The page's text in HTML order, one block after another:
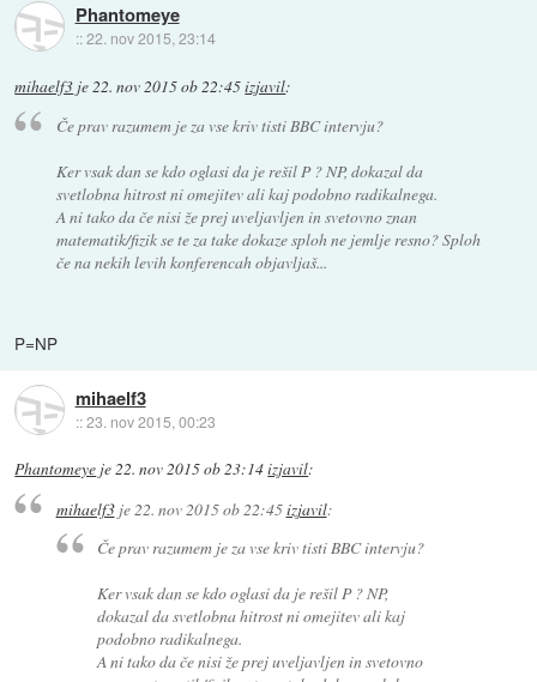
Phantomeye
::22. nov 2015, 23:14
mihaelf3 je22. nov 2015 ob 22:45izjavil:
Če prav razumem je za vse kriv tisti BBC intervju?
Ker vsak dan se kdo oglasi da je rešil P ? NP, dokazal da
svetlobna hitrost ni omejitev ali kaj podobno radikalnega.
A ni tako da če nisi že prej uveljavljen in svetovno znan
matematik/fizik se te za take dokaze sploh ne jemlje resno? Sploh
če na nekih levih konferencah objavljaš...
P=NP
mihaelf3
::23. nov 2015, 00:23
Phantomeye je22. nov 2015 ob 23:14izjavil:
mihaelf3je 22. nov 2015 ob 22:45izjavil:
Če prav razumem je za vse kriv tisti BBC intervju?
Ker vsak dan se kdo oglasi da je rešil P ? NP,
dokazal da svetlobna hitrost ni omejitev ali kaj
podobno radikalnega.
A ni tako da če nisi že prej uveljavljen in svetovno